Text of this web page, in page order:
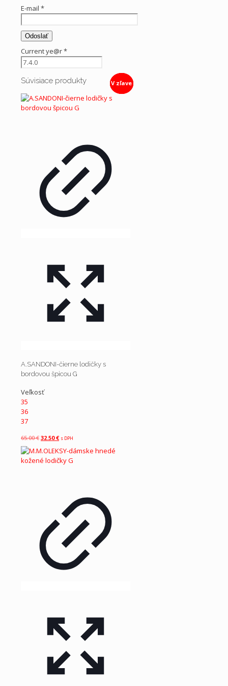
E-mail *
Current ye@r*
Súvisiace produkty V zľave
A.SANDONI-čierne lodičky s
bordovou špicou G
Veľkosť
35
36
37
65.00€ Pôvodná
cena
bola:
32.50€Aktuálna
cena
je:
32.50 €.
s DPH
V zľave
V zľave